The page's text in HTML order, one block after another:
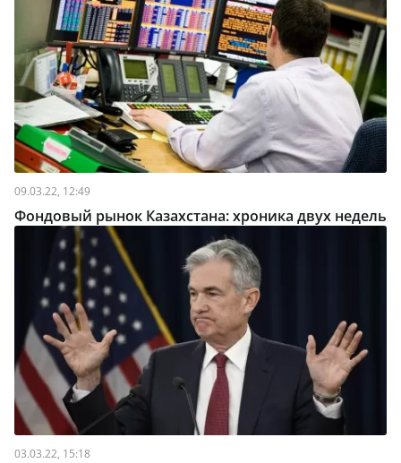
09.03.22, 12:49
Фондовый рынок Казахстана: хроника двух недель
03.03.22, 15:18